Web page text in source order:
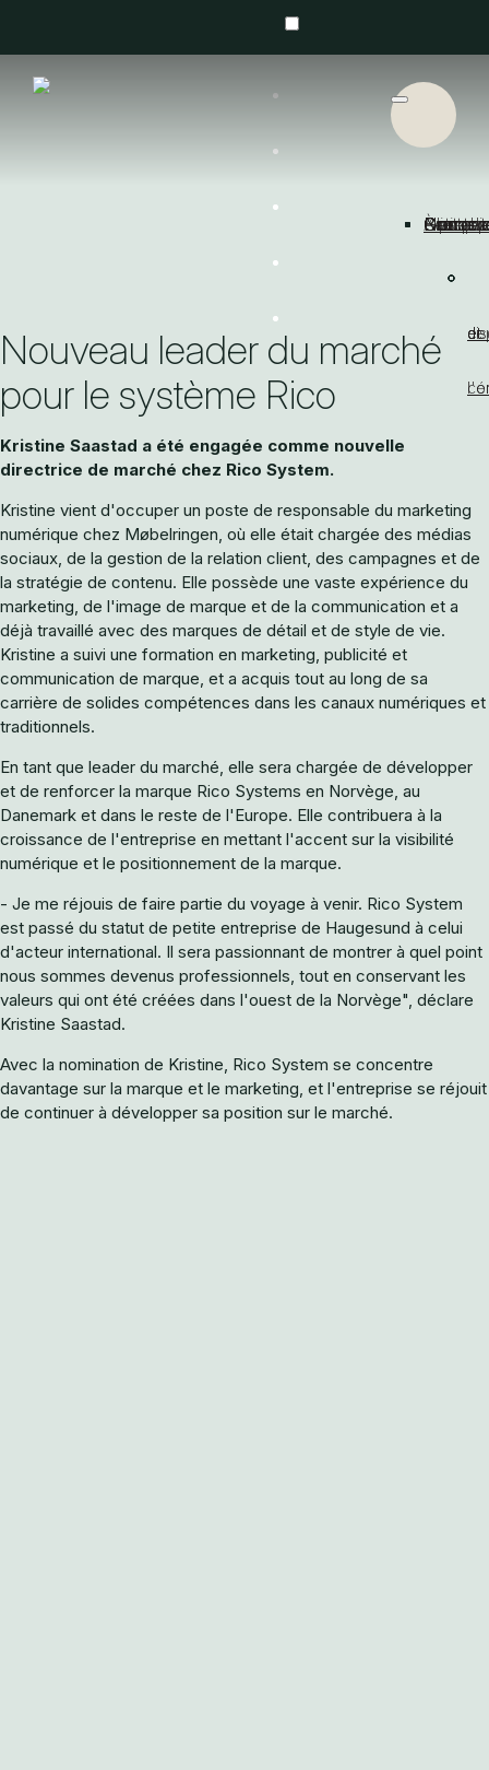
À
de
et
et
Gros
Clients
Petites
Nos
Cas
Nouveau leader du marché
pour le système Rico
Kristine Saastad a été engagée comme nouvelle
directrice de marché chez Rico System.
Kristine vient d'occuper un poste de responsable du marketing
numérique chez Møbelringen, où elle était chargée des médias
sociaux, de la gestion de la relation client, des campagnes et de
la stratégie de contenu. Elle possède une vaste expérience du
marketing, de l'image de marque et de la communication et a
déjà travaillé avec des marques de détail et de style de vie.
Kristine a suivi une formation en marketing, publicité et
communication de marque, et a acquis tout au long de sa
carrière de solides compétences dans les canaux numériques et
traditionnels.
En tant que leader du marché, elle sera chargée de développer
et de renforcer la marque Rico Systems en Norvège, au
Danemark et dans le reste de l'Europe. Elle contribuera à la
croissance de l'entreprise en mettant l'accent sur la visibilité
numérique et le positionnement de la marque.
- Je me réjouis de faire partie du voyage à venir. Rico System
est passé du statut de petite entreprise de Haugesund à celui
d'acteur international. Il sera passionnant de montrer à quel point
nous sommes devenus professionnels, tout en conservant les
valeurs qui ont été créées dans l'ouest de la Norvège", déclare
Kristine Saastad.
Avec la nomination de Kristine, Rico System se concentre
davantage sur la marque et le marketing, et l'entreprise se réjouit
de continuer à développer sa position sur le marché.